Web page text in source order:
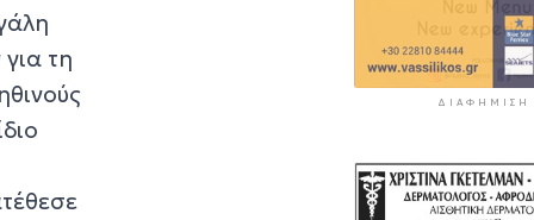
τη
ΔΙΑΦΉΜΙΣΗ